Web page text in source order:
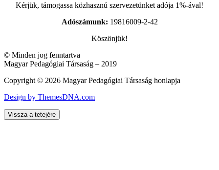
Kérjük, támogassa közhasznú szervezetünket adója 1%-ával!
Adószámunk: 19816009-2-42
Köszönjük!
© Minden jog fenntartva
Magyar Pedagógiai Társaság – 2019
Copyright © 2026 Magyar Pedagógiai Társaság honlapja
Design by ThemesDNA.com
Vissza a tetejére